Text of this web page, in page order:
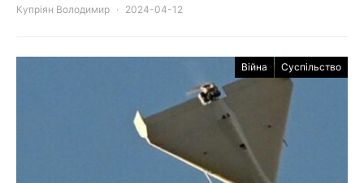
Купріян Володимир 2024-04-12
Війна Суспільство